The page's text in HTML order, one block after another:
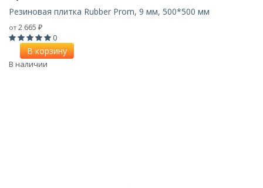
Резиновая плитка Rubber Prom, 9 мм, 500*500 мм
от 2 665 ₽
0
В корзину
В наличии